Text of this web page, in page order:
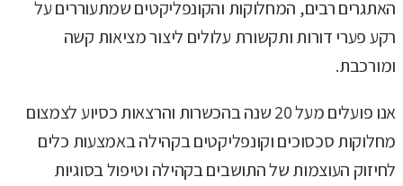
האתגרים רבים, המחלוקות והקונפליקטים שמתעוררים על
רקע פערי דורות ותקשורת עלולים ליצור מציאות קשה
ומורכבת.
אנו פועלים מעל 20 שנה בהכשרות והרצאות כסיוע לצמצום
מחלוקות סכסוכים וקונפליקטים בקהילה באמצעות כלים
לחיזוק העוצמות של התושבים בקהילה וטיפול בסוגיות